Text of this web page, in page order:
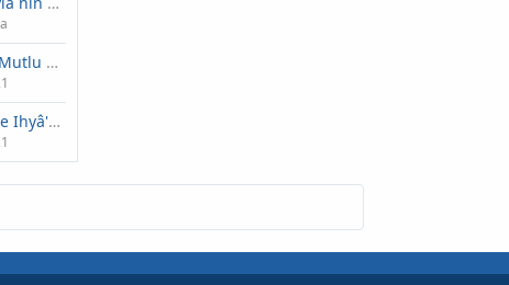
Said Nursi'den Mutlu Evlilik Sırları
İmâm-ı Ğazâlî ve Ihyâ'ü'Ulûmiddîn